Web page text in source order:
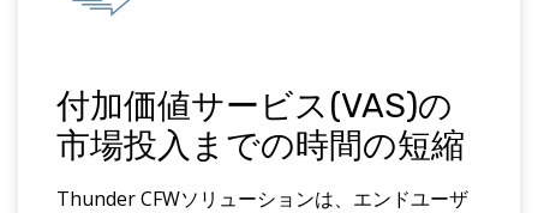
付加価値サービス(VAS)の
市場投入までの時間の短縮
Thunder CFWソリューションは、エンドユーザ